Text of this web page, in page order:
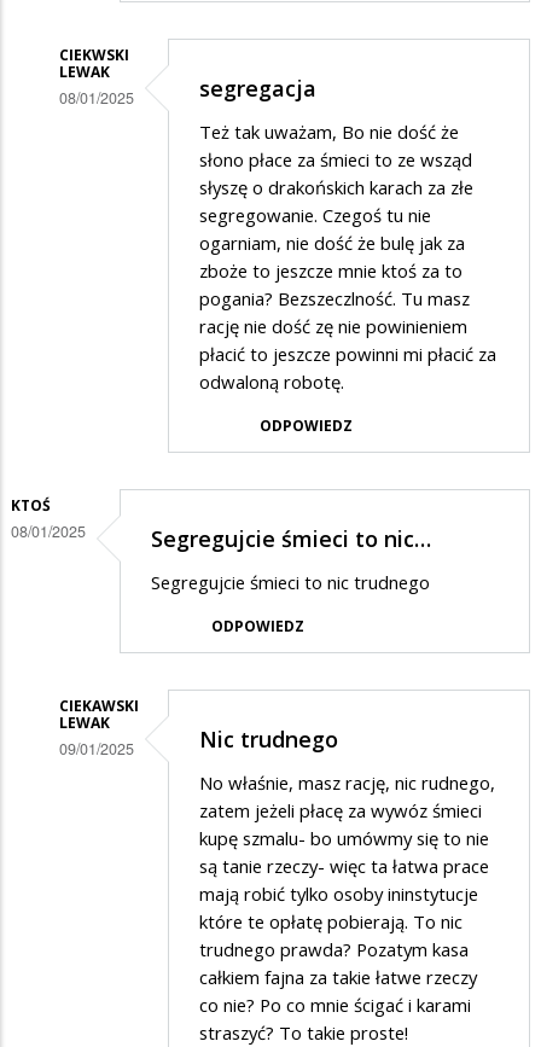
CIEKWSKI
LEWAK
08/01/2025 segregacja
Też tak uważam, Bo nie dość że
słono płace za śmieci to ze wsząd
słyszę o drakońskich karach za złe
segregowanie. Czegoś tu nie
ogarniam, nie dość że bulę jak za
zboże to jeszcze mnie ktoś za to
pogania? Bezszeczlność. Tu masz
rację nie dość zę nie powinieniem
płacić to jeszcze powinni mi płacić za
odwaloną robotę.
ODPOWIEDZ
KTOŚ
08/01/2025 Segregujcie śmieci to nic…
Segregujcie śmieci to nic trudnego
ODPOWIEDZ
CIEKAWSKI
LEWAK
09/01/2025 Nic trudnego
No właśnie, masz rację, nic rudnego,
zatem jeżeli płacę za wywóz śmieci
kupę szmalu- bo umówmy się to nie
są tanie rzeczy- więc ta łatwa prace
mają robić tylko osoby ininstytucje
które te opłatę pobierają. To nic
trudnego prawda? Pozatym kasa
całkiem fajna za takie łatwe rzeczy
co nie? Po co mnie ścigać i karami
straszyć? To takie proste!